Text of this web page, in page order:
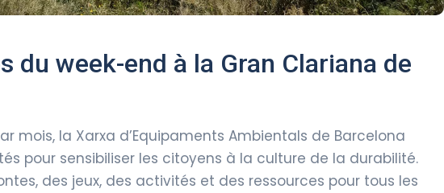
du week-end à la Gran Clariana de
mois, la Xarxa d’Equipaments Ambientals de Barcelona
pour sensibiliser les citoyens à la culture de la durabilité.
des jeux, des activités et des ressources pour tous les